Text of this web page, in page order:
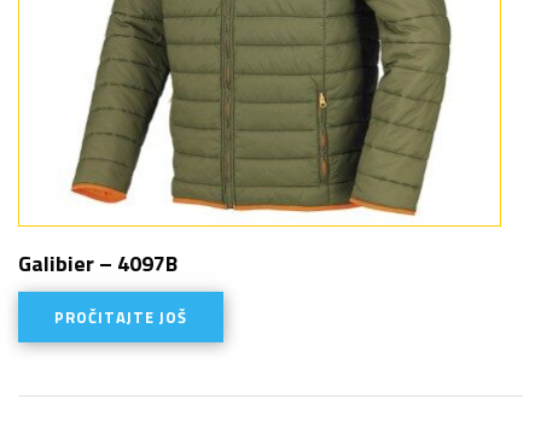
Galibier – 4097B
PROČITAJTE JOŠ